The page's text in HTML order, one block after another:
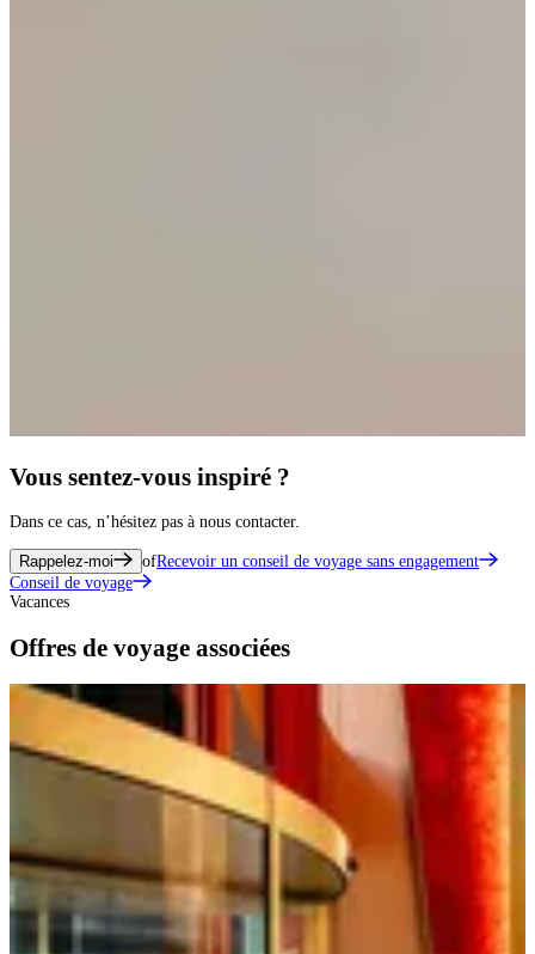
Vous sentez-vous inspiré ?
Dans ce cas, n’hésitez pas à nous contacter.
Rappelez-moi ofRecevoir un conseil de voyage sans engagement
Conseil de voyage
Vacances
Offres de voyage associées